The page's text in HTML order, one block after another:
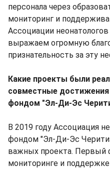
персонала через
мониторинг и
Ассоциации
выражаем огромную
признательность за эту
Какие проекты были
совместные
фондом "Эл-Ди-Эс
В 2019 году Ассоциация
фондом "Эл-Ди-Эс
важных проекта. Первый
мониторинге и